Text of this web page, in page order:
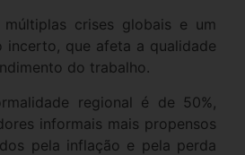
crises globais e um
incerto, que afeta a qualidade
do trabalho.
regional é de 50%,
informais mais propensos
pela inflação e pela perda